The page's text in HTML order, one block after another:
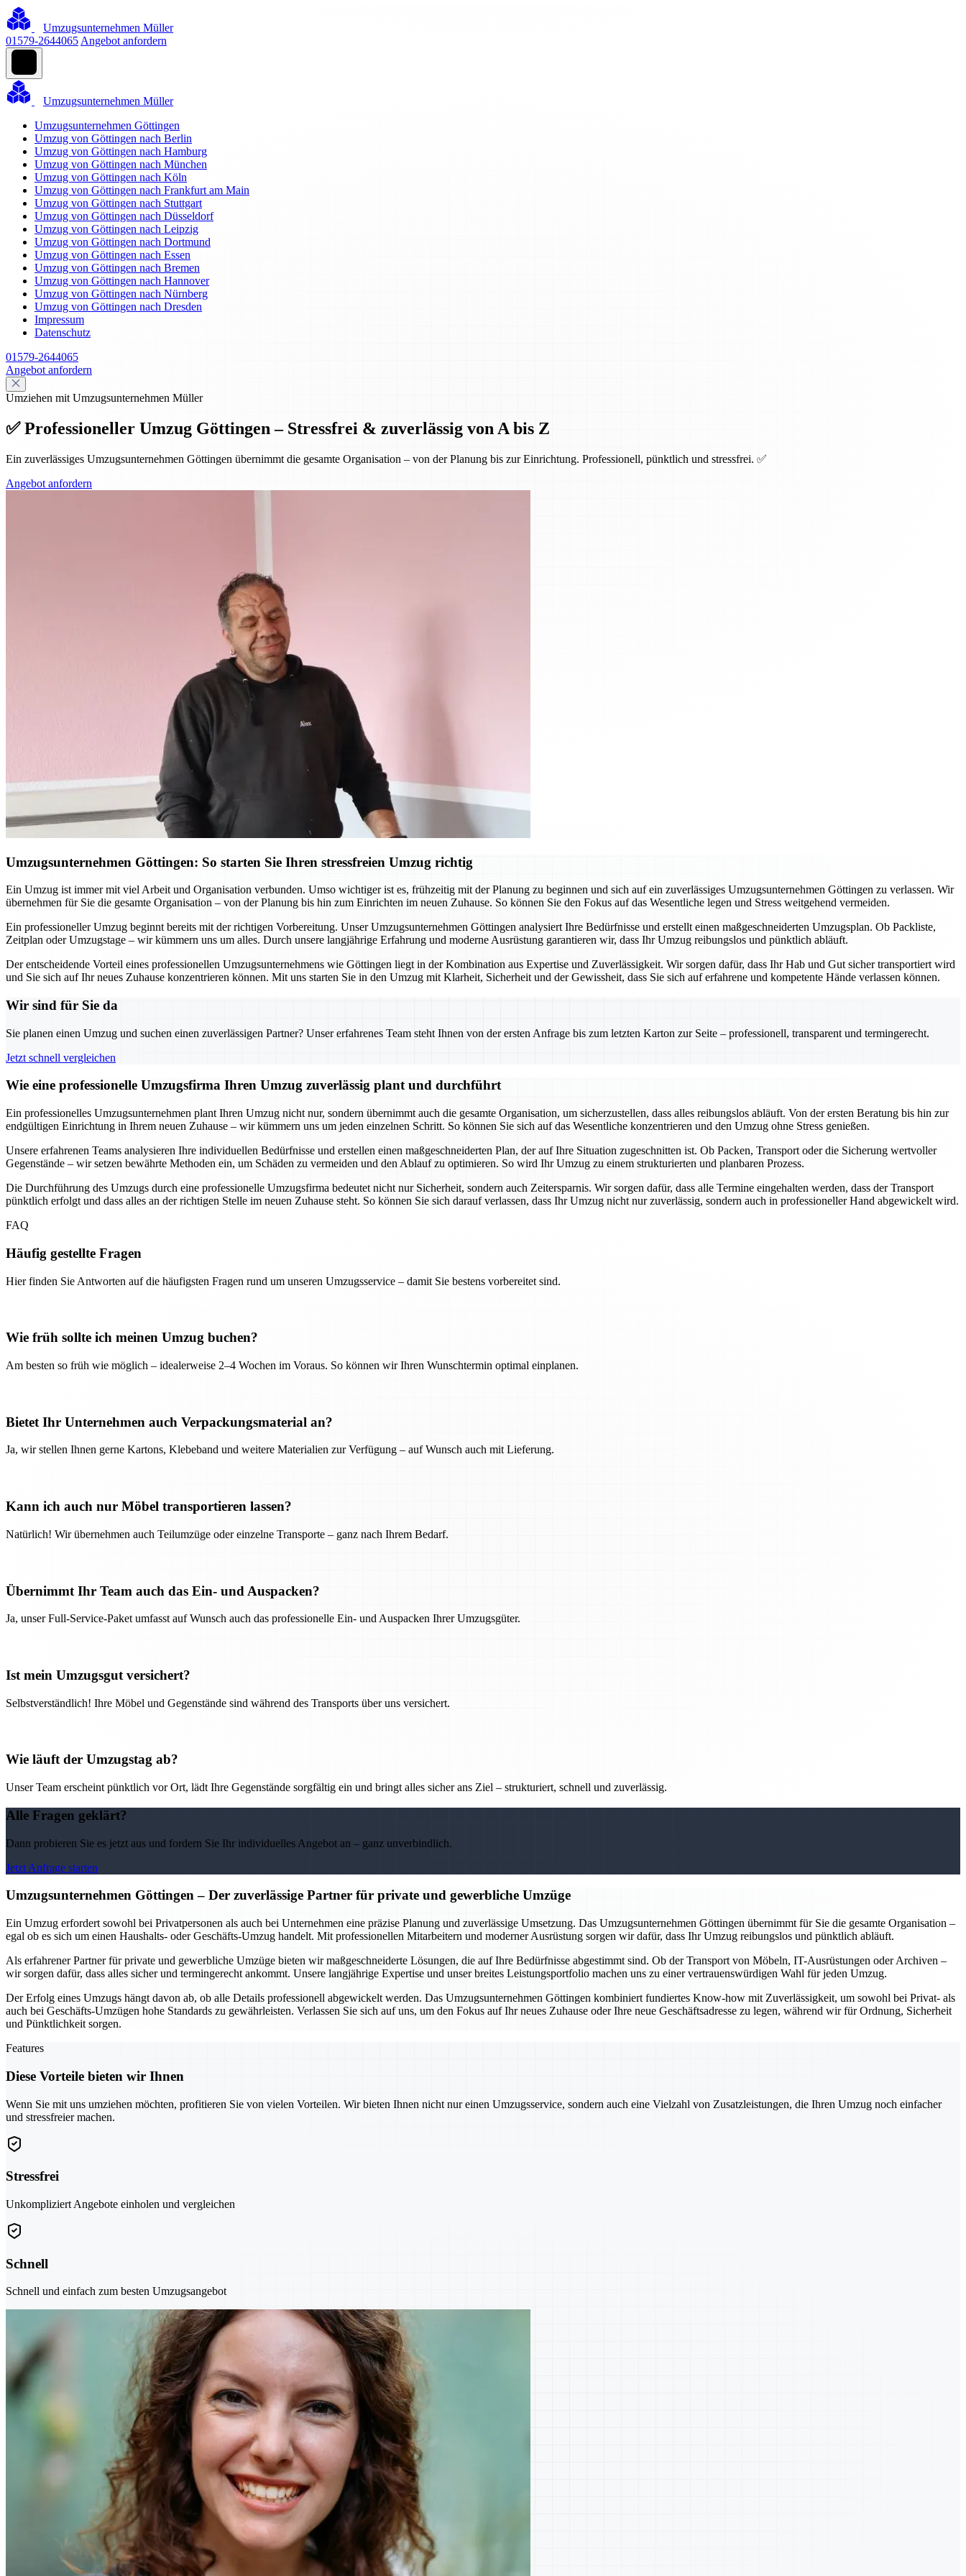
Umzugsunternehmen Müller
01579-2644065 Angebot anfordern
Umzugsunternehmen Müller
Umzugsunternehmen Göttingen
Umzug von Göttingen nach Berlin
Umzug von Göttingen nach Hamburg
Umzug von Göttingen nach München
Umzug von Göttingen nach Köln
Umzug von Göttingen nach Frankfurt am Main
Umzug von Göttingen nach Stuttgart
Umzug von Göttingen nach Düsseldorf
Umzug von Göttingen nach Leipzig
Umzug von Göttingen nach Dortmund
Umzug von Göttingen nach Essen
Umzug von Göttingen nach Bremen
Umzug von Göttingen nach Hannover
Umzug von Göttingen nach Nürnberg
Umzug von Göttingen nach Dresden
Impressum
Datenschutz
01579-2644065
Angebot anfordern
Umziehen mit Umzugsunternehmen Müller
✅ Professioneller Umzug Göttingen – Stressfrei & zuverlässig von A bis Z
Ein zuverlässiges Umzugsunternehmen Göttingen übernimmt die gesamte Organisation – von der Planung bis zur Einrichtung. Professionell, pünktlich und stressfrei. ✅
Angebot anfordern
Umzugsunternehmen Göttingen: So starten Sie Ihren stressfreien Umzug richtig
Ein Umzug ist immer mit viel Arbeit und Organisation verbunden. Umso wichtiger ist es, frühzeitig mit der Planung zu beginnen und sich auf ein zuverlässiges Umzugsunternehmen Göttingen zu verlassen. Wir
übernehmen für Sie die gesamte Organisation – von der Planung bis hin zum Einrichten im neuen Zuhause. So können Sie den Fokus auf das Wesentliche legen und Stress weitgehend vermeiden.
Ein professioneller Umzug beginnt bereits mit der richtigen Vorbereitung. Unser Umzugsunternehmen Göttingen analysiert Ihre Bedürfnisse und erstellt einen maßgeschneiderten Umzugsplan. Ob Packliste,
Zeitplan oder Umzugstage – wir kümmern uns um alles. Durch unsere langjährige Erfahrung und moderne Ausrüstung garantieren wir, dass Ihr Umzug reibungslos und pünktlich abläuft.
Der entscheidende Vorteil eines professionellen Umzugsunternehmens wie Göttingen liegt in der Kombination aus Expertise und Zuverlässigkeit. Wir sorgen dafür, dass Ihr Hab und Gut sicher transportiert wird
und Sie sich auf Ihr neues Zuhause konzentrieren können. Mit uns starten Sie in den Umzug mit Klarheit, Sicherheit und der Gewissheit, dass Sie sich auf erfahrene und kompetente Hände verlassen können.
Wir sind für Sie da
Sie planen einen Umzug und suchen einen zuverlässigen Partner? Unser erfahrenes Team steht Ihnen von der ersten Anfrage bis zum letzten Karton zur Seite – professionell, transparent und termingerecht.
Jetzt schnell vergleichen
Wie eine professionelle Umzugsfirma Ihren Umzug zuverlässig plant und durchführt
Ein professionelles Umzugsunternehmen plant Ihren Umzug nicht nur, sondern übernimmt auch die gesamte Organisation, um sicherzustellen, dass alles reibungslos abläuft. Von der ersten Beratung bis hin zur
endgültigen Einrichtung in Ihrem neuen Zuhause – wir kümmern uns um jeden einzelnen Schritt. So können Sie sich auf das Wesentliche konzentrieren und den Umzug ohne Stress genießen.
Unsere erfahrenen Teams analysieren Ihre individuellen Bedürfnisse und erstellen einen maßgeschneiderten Plan, der auf Ihre Situation zugeschnitten ist. Ob Packen, Transport oder die Sicherung wertvoller
Gegenstände – wir setzen bewährte Methoden ein, um Schäden zu vermeiden und den Ablauf zu optimieren. So wird Ihr Umzug zu einem strukturierten und planbaren Prozess.
Die Durchführung des Umzugs durch eine professionelle Umzugsfirma bedeutet nicht nur Sicherheit, sondern auch Zeitersparnis. Wir sorgen dafür, dass alle Termine eingehalten werden, dass der Transport
pünktlich erfolgt und dass alles an der richtigen Stelle im neuen Zuhause steht. So können Sie sich darauf verlassen, dass Ihr Umzug nicht nur zuverlässig, sondern auch in professioneller Hand abgewickelt wird.
FAQ
Häufig gestellte Fragen
Hier finden Sie Antworten auf die häufigsten Fragen rund um unseren Umzugsservice – damit Sie bestens vorbereitet sind.
Wie früh sollte ich meinen Umzug buchen?
Am besten so früh wie möglich – idealerweise 2–4 Wochen im Voraus. So können wir Ihren Wunschtermin optimal einplanen.
Bietet Ihr Unternehmen auch Verpackungsmaterial an?
Ja, wir stellen Ihnen gerne Kartons, Klebeband und weitere Materialien zur Verfügung – auf Wunsch auch mit Lieferung.
Kann ich auch nur Möbel transportieren lassen?
Natürlich! Wir übernehmen auch Teilumzüge oder einzelne Transporte – ganz nach Ihrem Bedarf.
Übernimmt Ihr Team auch das Ein- und Auspacken?
Ja, unser Full-Service-Paket umfasst auf Wunsch auch das professionelle Ein- und Auspacken Ihrer Umzugsgüter.
Ist mein Umzugsgut versichert?
Selbstverständlich! Ihre Möbel und Gegenstände sind während des Transports über uns versichert.
Wie läuft der Umzugstag ab?
Unser Team erscheint pünktlich vor Ort, lädt Ihre Gegenstände sorgfältig ein und bringt alles sicher ans Ziel – strukturiert, schnell und zuverlässig.
Alle Fragen geklärt?
Dann probieren Sie es jetzt aus und fordern Sie Ihr individuelles Angebot an – ganz unverbindlich.
Jetzt Anfrage starten
Umzugsunternehmen Göttingen – Der zuverlässige Partner für private und gewerbliche Umzüge
Ein Umzug erfordert sowohl bei Privatpersonen als auch bei Unternehmen eine präzise Planung und zuverlässige Umsetzung. Das Umzugsunternehmen Göttingen übernimmt für Sie die gesamte Organisation –
egal ob es sich um einen Haushalts- oder Geschäfts-Umzug handelt. Mit professionellen Mitarbeitern und moderner Ausrüstung sorgen wir dafür, dass Ihr Umzug reibungslos und pünktlich abläuft.
Als erfahrener Partner für private und gewerbliche Umzüge bieten wir maßgeschneiderte Lösungen, die auf Ihre Bedürfnisse abgestimmt sind. Ob der Transport von Möbeln, IT-Ausrüstungen oder Archiven –
wir sorgen dafür, dass alles sicher und termingerecht ankommt. Unsere langjährige Expertise und unser breites Leistungsportfolio machen uns zu einer vertrauenswürdigen Wahl für jeden Umzug.
Der Erfolg eines Umzugs hängt davon ab, ob alle Details professionell abgewickelt werden. Das Umzugsunternehmen Göttingen kombiniert fundiertes Know-how mit Zuverlässigkeit, um sowohl bei Privat- als
auch bei Geschäfts-Umzügen hohe Standards zu gewährleisten. Verlassen Sie sich auf uns, um den Fokus auf Ihr neues Zuhause oder Ihre neue Geschäftsadresse zu legen, während wir für Ordnung, Sicherheit
und Pünktlichkeit sorgen.
Features
Diese Vorteile bieten wir Ihnen
Wenn Sie mit uns umziehen möchten, profitieren Sie von vielen Vorteilen. Wir bieten Ihnen nicht nur einen Umzugsservice, sondern auch eine Vielzahl von Zusatzleistungen, die Ihren Umzug noch einfacher
und stressfreier machen.
Stressfrei
Unkompliziert Angebote einholen und vergleichen
Schnell
Schnell und einfach zum besten Umzugsangebot